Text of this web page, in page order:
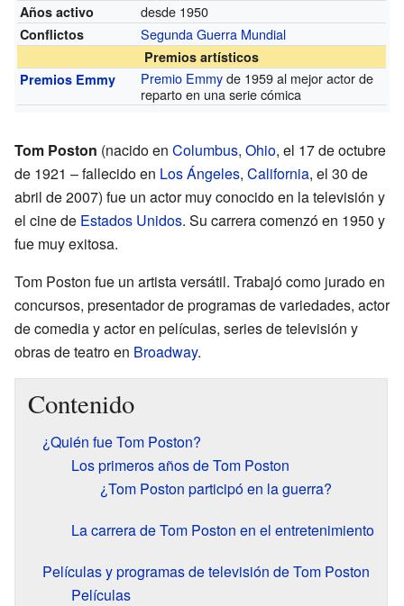
Años activo desde 1950
Conflictos Segunda Guerra Mundial
Premios artísticos
Premios Emmy
Premio Emmyde 1959 al mejor actor de
reparto en una serie cómica
Tom Poston (nacido en Columbus, Ohio, el 17 de octubre
de 1921 – fallecido en Los Ángeles, California, el 30 de
abril de 2007) fue un actor muy conocido en la televisión y
el cine de Estados Unidos. Su carrera comenzó en 1950 y
fue muy exitosa.
Tom Poston fue un artista versátil. Trabajó como jurado en
concursos, presentador de programas de variedades, actor
de comedia y actor en películas, series de televisión y
obras de teatro en Broadway.
Contenido
¿Quién fue Tom Poston?
Los primeros años de Tom Poston
¿Tom Poston participó en la guerra?
La carrera de Tom Poston en el entretenimiento
Películas y programas de televisión de Tom Poston
Películas